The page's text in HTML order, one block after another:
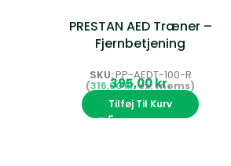
PRESTAN AED Træner –
Fjernbetjening
SKU:PP-AEDT-100-R
kr.
316,00kr.
Tilføj Til Kurv